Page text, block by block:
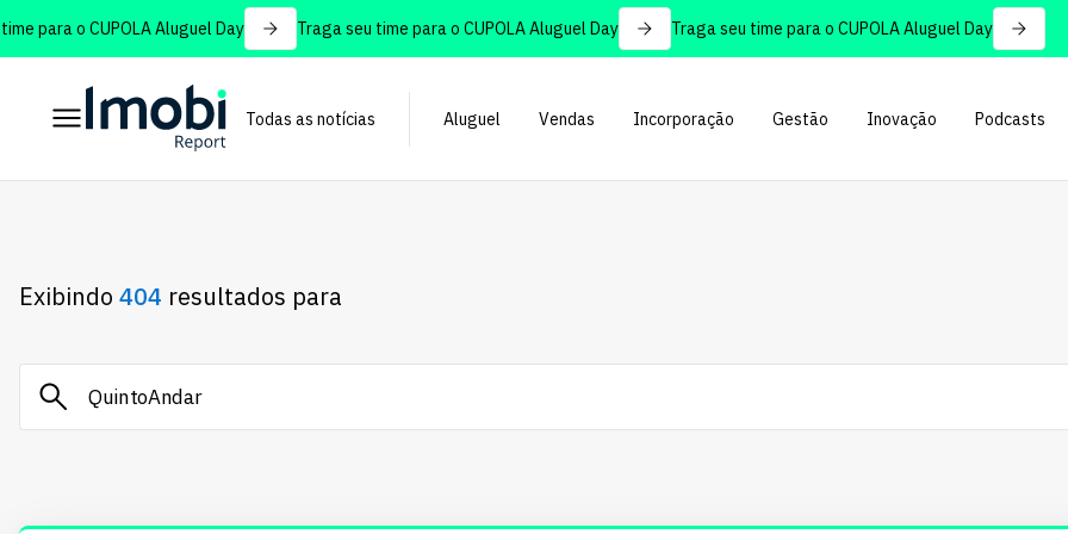
o CUPOLA Aluguel Day Traga seu time para o CUPOLA Aluguel Day Traga seu time para o CUPOLA Aluguel Day
Todas as notícias Aluguel Vendas Incorporação Gestão Inovação Podcasts
Exibindo 404 resultados para